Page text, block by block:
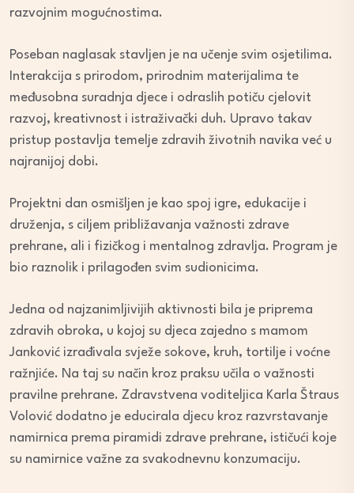
razvojnim mogućnostima.
Poseban naglasak stavljen je na učenje svim osjetilima.
Interakcija s prirodom, prirodnim materijalima te
međusobna suradnja djece i odraslih potiču cjelovit
razvoj, kreativnost i istraživački duh. Upravo takav
pristup postavlja temelje zdravih životnih navika već u
najranijoj dobi.
Projektni dan osmišljen je kao spoj igre, edukacije i
druženja, s ciljem približavanja važnosti zdrave
prehrane, ali i fizičkog i mentalnog zdravlja. Program je
bio raznolik i prilagođen svim sudionicima.
Jedna od najzanimljivijih aktivnosti bila je priprema
zdravih obroka, u kojoj su djeca zajedno s mamom
Janković izrađivala svježe sokove, kruh, tortilje i voćne
ražnjiće. Na taj su način kroz praksu učila o važnosti
pravilne prehrane. Zdravstvena voditeljica Karla Štraus
Volović dodatno je educirala djecu kroz razvrstavanje
namirnica prema piramidi zdrave prehrane, ističući koje
su namirnice važne za svakodnevnu konzumaciju.